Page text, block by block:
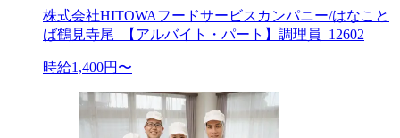
株式会社HITOWAフードサービスカンパニー/はなこと
ば鶴見寺尾_【アルバイト・パート】調理員_12602
時給1,400円〜